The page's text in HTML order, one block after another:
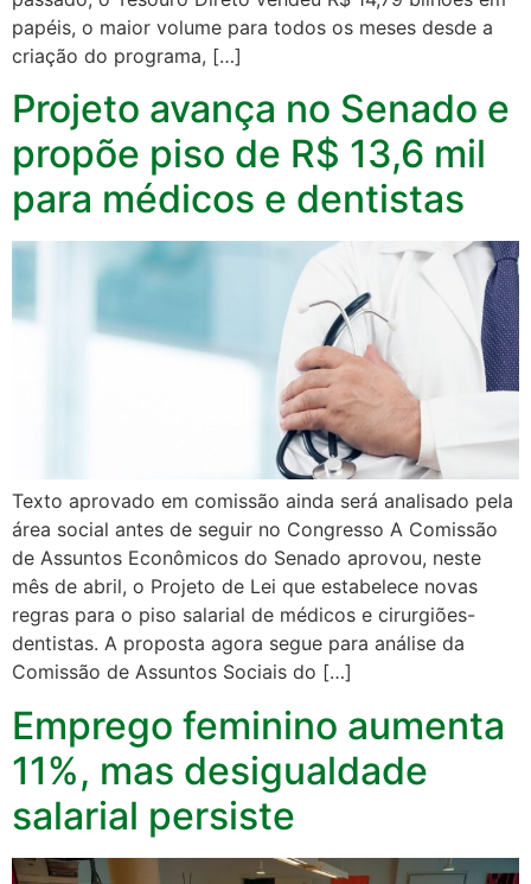
papéis, o maior volume para todos os meses desde a
criação do programa, […]
Projeto avança no Senado e
propõe piso de R$ 13,6 mil
para médicos e dentistas
Texto aprovado em comissão ainda será analisado pela
área social antes de seguir no Congresso A Comissão
de Assuntos Econômicos do Senado aprovou, neste
mês de abril, o Projeto de Lei que estabelece novas
regras para o piso salarial de médicos e cirurgiões-
dentistas. A proposta agora segue para análise da
Comissão de Assuntos Sociais do […]
Emprego feminino aumenta
11%, mas desigualdade
salarial persiste